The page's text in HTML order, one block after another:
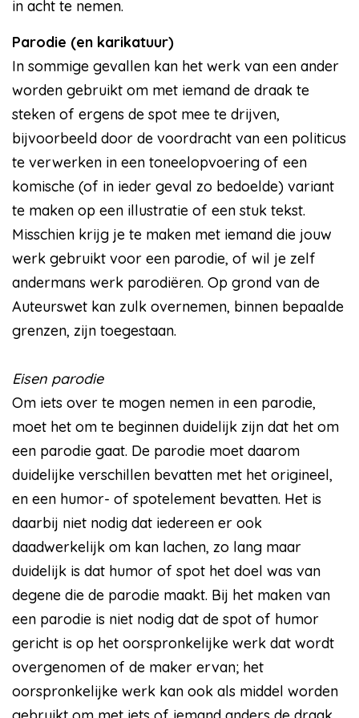
in acht te nemen.
Parodie (en karikatuur)
In sommige gevallen kan het werk van een ander
worden gebruikt om met iemand de draak te
steken of ergens de spot mee te drijven,
bijvoorbeeld door de voordracht van een politicus
te verwerken in een toneelopvoering of een
komische (of in ieder geval zo bedoelde) variant
te maken op een illustratie of een stuk tekst.
Misschien krijg je te maken met iemand die jouw
werk gebruikt voor een parodie, of wil je zelf
andermans werk parodiëren. Op grond van de
Auteurswet kan zulk overnemen, binnen bepaalde
grenzen, zijn toegestaan.
Eisen parodie
Om iets over te mogen nemen in een parodie,
moet het om te beginnen duidelijk zijn dat het om
een parodie gaat. De parodie moet daarom
duidelijke verschillen bevatten met het origineel,
en een humor- of spotelement bevatten. Het is
daarbij niet nodig dat iedereen er ook
daadwerkelijk om kan lachen, zo lang maar
duidelijk is dat humor of spot het doel was van
degene die de parodie maakt. Bij het maken van
een parodie is niet nodig dat de spot of humor
gericht is op het oorspronkelijke werk dat wordt
overgenomen of de maker ervan; het
oorspronkelijke werk kan ook als middel worden